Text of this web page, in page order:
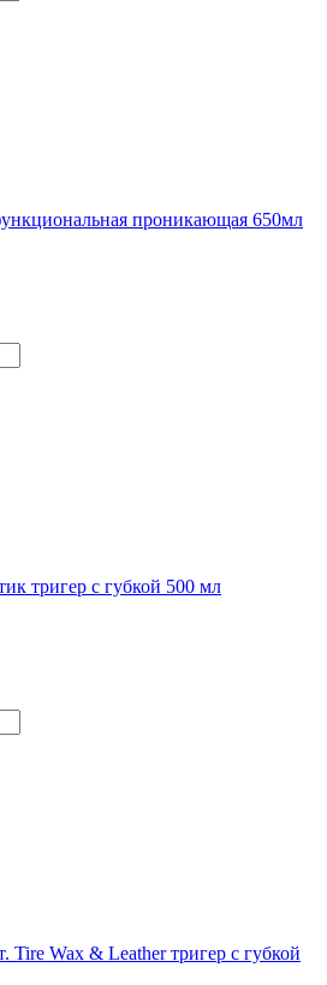
проникающая 650мл
тригер с губкой 500 мл
Tire Wax & Leather тригер с губкой